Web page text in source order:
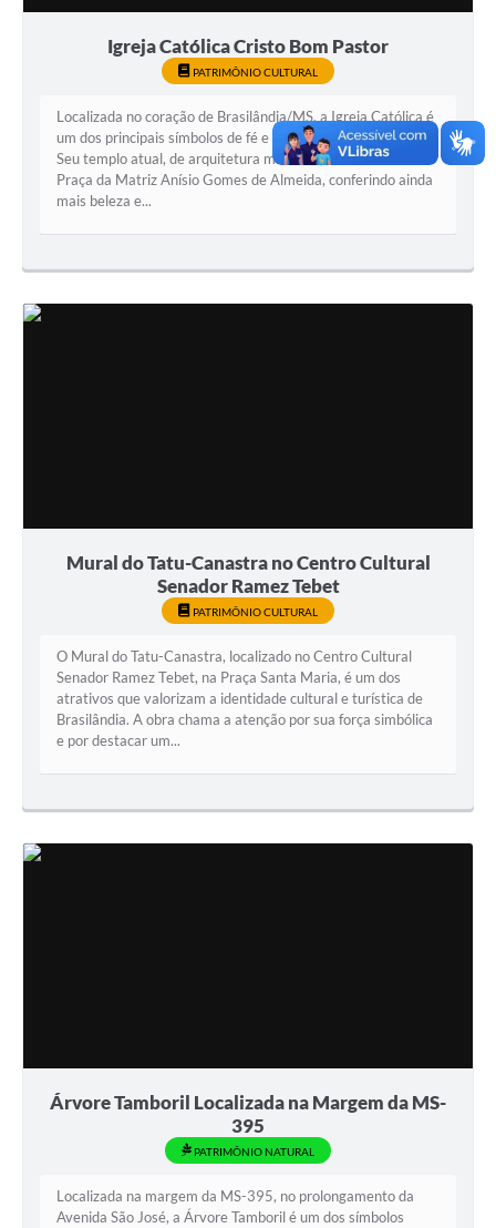
Igreja Católica Cristo Bom Pastor
PATRIMÔNIO CULTURAL
Localizada no coração de Brasilândia/MS, a Igreja Católica é
um dos principais símbolos de fé e tradição da comunidade.
Seu templo atual, de arquitetura moderna, destaca-se na
Praça da Matriz Anísio Gomes de Almeida, conferindo ainda
mais beleza e...
Mural do Tatu-Canastra no Centro Cultural
Senador Ramez Tebet
PATRIMÔNIO CULTURAL
O Mural do Tatu-Canastra, localizado no Centro Cultural
Senador Ramez Tebet, na Praça Santa Maria, é um dos
atrativos que valorizam a identidade cultural e turística de
Brasilândia. A obra chama a atenção por sua força simbólica
e por destacar um...
Árvore Tamboril Localizada na Margem da MS-
395
PATRIMÔNIO NATURAL
Localizada na margem da MS-395, no prolongamento da
Avenida São José, a Árvore Tamboril é um dos símbolos